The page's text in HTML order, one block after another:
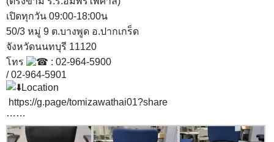
เปิดทุกวัน 09:00-18:00น
50/3 หมู่ 9 ต.บางพูด อ.ปากเกร็ด
จังหวัดนนทบุรี 11120
โทร
: 02-964-5900
/ 02-964-5901
Location
https://g.page/tomizawathai01?share
……